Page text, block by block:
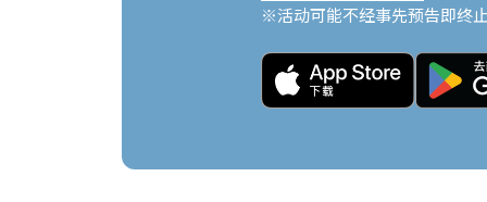
※活动可能不经事先预告即终